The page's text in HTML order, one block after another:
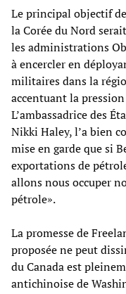
Le principal objectif
la Corée du Nord
les administrations
à encercler en
militaires dans la
accentuant la
L’ambassadrice des
Nikki Haley, l’a bien
mise en garde que si
exportations de
allons nous occuper
pétrole».
La promesse de
proposée ne peut
du Canada est
antichinoise de